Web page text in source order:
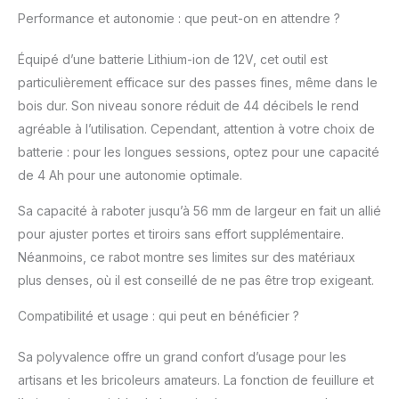
GHO 12V-20, 1 fer de
Performance et autonomie : que peut-on en attendre ?
Équipé d’une batterie Lithium-ion de 12V, cet outil est
particulièrement efficace sur des passes fines, même dans le
bois dur. Son niveau sonore réduit de 44 décibels le rend
agréable à l’utilisation. Cependant, attention à votre choix de
batterie : pour les longues sessions, optez pour une capacité
de 4 Ah pour une autonomie optimale.
Sa capacité à raboter jusqu’à 56 mm de largeur en fait un allié
pour ajuster portes et tiroirs sans effort supplémentaire.
Néanmoins, ce rabot montre ses limites sur des matériaux
plus denses, où il est conseillé de ne pas être trop exigeant.
Compatibilité et usage : qui peut en bénéficier ?
Sa polyvalence offre un grand confort d’usage pour les
artisans et les bricoleurs amateurs. La fonction de feuillure et